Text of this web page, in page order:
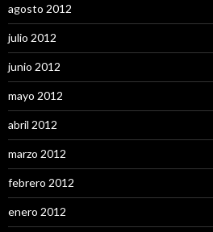
agosto 2012
julio 2012
junio 2012
mayo 2012
abril 2012
marzo 2012
febrero 2012
enero 2012